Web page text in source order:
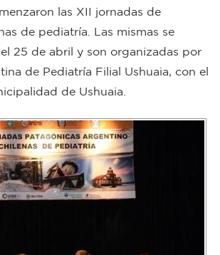
las XII jornadas de
de pediatría. Las mismas se
25 de abril y son organizadas por
de Pediatría Filial Ushuaia, con el
de Ushuaia.